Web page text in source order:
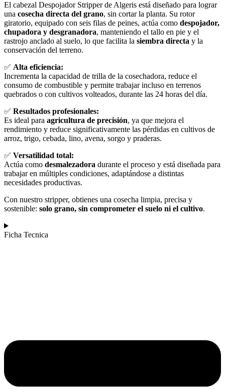
El cabezal Despojador Stripper de Algeris está diseñado para lograr
una cosecha directa del grano, sin cortar la planta. Su rotor
giratorio, equipado con seis filas de peines, actúa como despojador,
chupadora y desgranadora, manteniendo el tallo en pie y el
rastrojo anclado al suelo, lo que facilita la siembra directa y la
conservación del terreno.
✅ Alta eficiencia:
Incrementa la capacidad de trilla de la cosechadora, reduce el
consumo de combustible y permite trabajar incluso en terrenos
quebrados o con cultivos volteados, durante las 24 horas del día.
✅ Resultados profesionales:
Es ideal para agricultura de precisión, ya que mejora el
rendimiento y reduce significativamente las pérdidas en cultivos de
arroz, trigo, cebada, lino, avena, sorgo y praderas.
✅ Versatilidad total:
Actúa como desmalezadora durante el proceso y está diseñada para
trabajar en múltiples condiciones, adaptándose a distintas
necesidades productivas.
Con nuestro stripper, obtienes una cosecha limpia, precisa y
sostenible: solo grano, sin comprometer el suelo ni el cultivo.
Ficha Tecnica